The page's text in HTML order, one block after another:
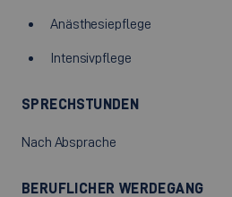
Anästhesiepflege
Intensivpflege
SPRECHSTUNDEN
Nach Absprache
BERUFLICHER WERDEGANG